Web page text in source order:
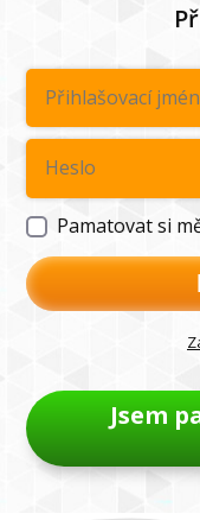
Pamatovat si
Jsem